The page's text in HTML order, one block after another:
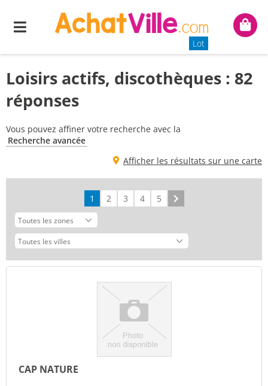
Menu
Lot
Mon
Loisirs actifs, discothèques : 82
réponses
Vous pouvez affiner votre recherche avec la
Recherche avancée
Afficher les résultats sur une carte
1 2 3 4 5
CAP NATURE